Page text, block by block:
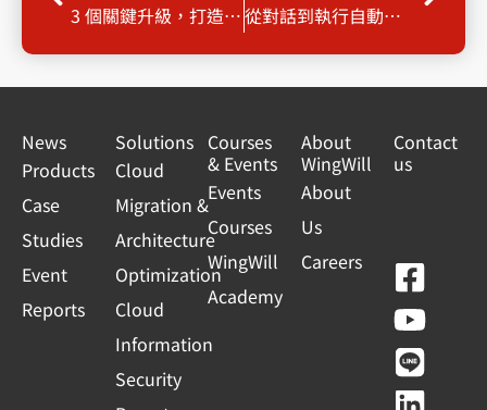
3 個關鍵升級，打造從官網門面到營運自動化的獲利公式…
從對話到執行自動化： Gemini Enterprise 代理功能引爆企業生產力！ test
News
Products
Case
Studies
Event
Reports
Solutions
Cloud
Migration &
Architecture
Optimization
Cloud
Information
Security
Courses
& Events
Events
Courses
WingWill
Academy
About
WingWill
About
Us
Careers
Contact
us
F
a
c
e
Y
o
u
t
L
i
n
e
L
i
n
k